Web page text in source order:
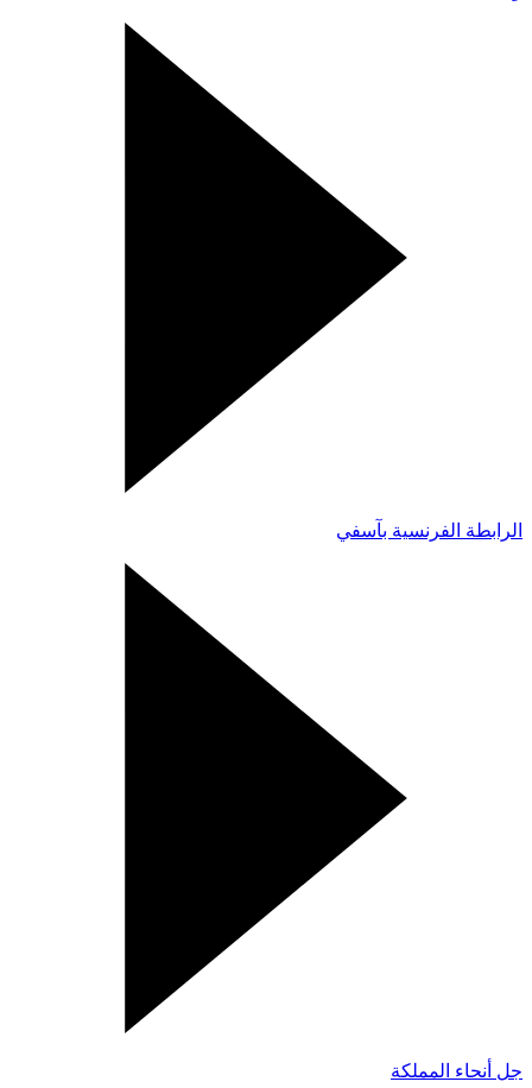
الرابطة الفرنسية بآسفي
جل أنحاء المملكة